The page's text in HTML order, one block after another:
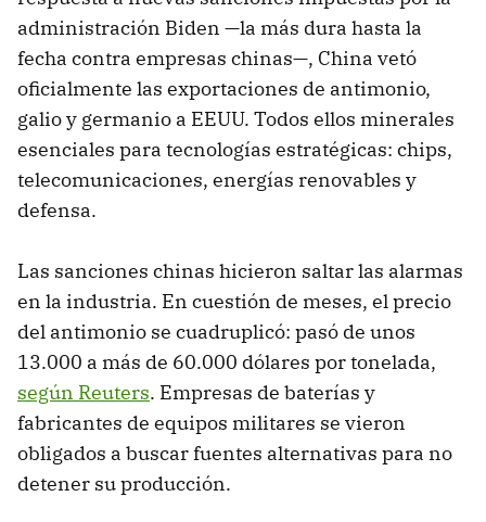
administración Biden —la más dura hasta la
fecha contra empresas chinas—, China vetó
oficialmente las exportaciones de antimonio,
galio y germanio a EEUU. Todos ellos minerales
esenciales para tecnologías estratégicas: chips,
telecomunicaciones, energías renovables y
defensa.
Las sanciones chinas hicieron saltar las alarmas
en la industria. En cuestión de meses, el precio
del antimonio se cuadruplicó: pasó de unos
13.000 a más de 60.000 dólares por tonelada,
según Reuters. Empresas de baterías y
fabricantes de equipos militares se vieron
obligados a buscar fuentes alternativas para no
detener su producción.